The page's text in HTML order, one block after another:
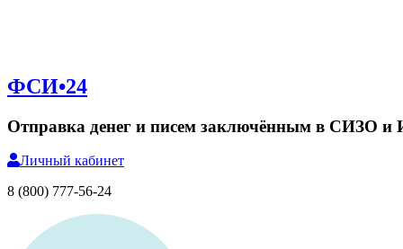
ФСИ•24
Отправка денег и писем заключённым в СИЗО и
Личный кабинет
8 (800) 777-56-24